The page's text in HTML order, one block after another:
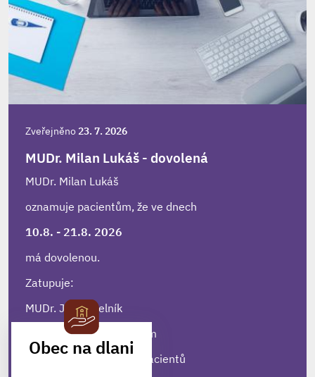
Zveřejněno23. 7. 2026
MUDr. Milan Lukáš - dovolená
MUDr. Milan Lukáš
oznamuje pacientům, že ve dnech
10.8. - 21.8. 2026
má dovolenou.
Zatupuje:
MUDr. Josef Melník
Bystřice nad Pernštejnem
Tel. č. pro objednávání pacientů
Obec na dlani